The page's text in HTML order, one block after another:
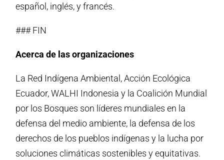
español, inglés, y francés.
### FIN
Acerca de las organizaciones
La Red Indígena Ambiental, Acción Ecológica
Ecuador, WALHI Indonesia y la Coalición Mundial
por los Bosques son líderes mundiales en la
defensa del medio ambiente, la defensa de los
derechos de los pueblos indígenas y la lucha por
soluciones climáticas sostenibles y equitativas.